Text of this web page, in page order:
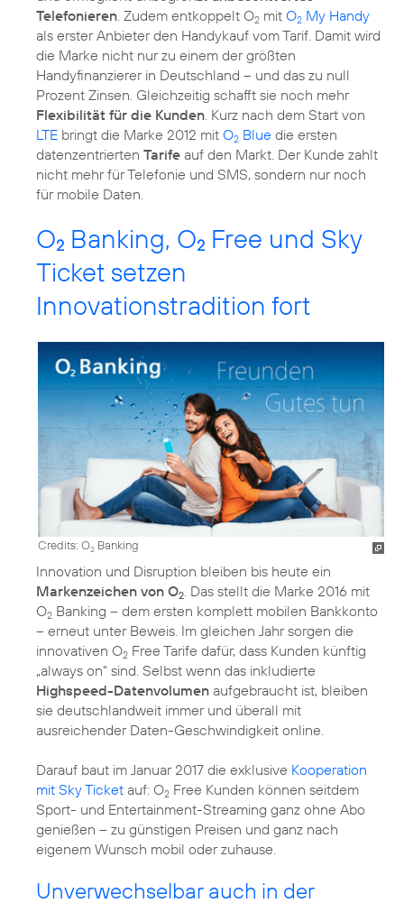
Telefonieren . Zudem entkoppelt O2 mit O2 My Handy
als erster Anbieter den Handykauf vom Tarif. Damit wird
die Marke nicht nur zu einem der größten
Handyfinanzierer in Deutschland – und das zu null
Prozent Zinsen. Gleichzeitig schafft sie noch mehr
Flexibilität für die Kunden . Kurz nach dem Start von
LTE bringt die Marke 2012 mit O2 Blue die ersten
datenzentrierten Tarife auf den Markt. Der Kunde zahlt
nicht mehr für Telefonie und SMS, sondern nur noch
für mobile Daten.
O2 Banking, O2 Free und Sky
Ticket setzen
Innovationstradition fort
Credits: O2 Banking
Innovation und Disruption bleiben bis heute ein
Markenzeichen von O2. Das stellt die Marke 2016 mit
O2 Banking – dem ersten komplett mobilen Bankkonto
– erneut unter Beweis. Im gleichen Jahr sorgen die
innovativen O2 Free Tarife dafür, dass Kunden künftig
„always on“ sind. Selbst wenn das inkludierte
Highspeed-Datenvolumen aufgebraucht ist, bleiben
sie deutschlandweit immer und überall mit
ausreichender Daten-Geschwindigkeit online.
Darauf baut im Januar 2017 die exklusive Kooperation
mit Sky Ticket auf: O2 Free Kunden können seitdem
Sport- und Entertainment-Streaming ganz ohne Abo
genießen – zu günstigen Preisen und ganz nach
eigenem Wunsch mobil oder zuhause.
Unverwechselbar auch in der